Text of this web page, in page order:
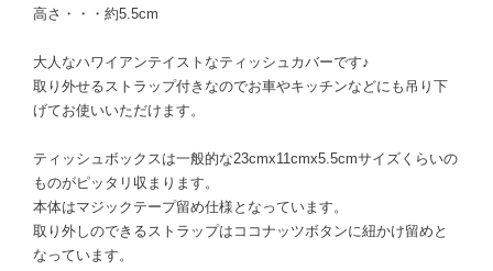
高さ・・・約5.5cm
大人なハワイアンテイストなティッシュカバーです♪
取り外せるストラップ付きなのでお車やキッチンなどにも吊り下
げてお使いいただけます。
ティッシュボックスは一般的な23cmx11cmx5.5cmサイズくらいの
ものがピッタリ収まります。
本体はマジックテープ留め仕様となっています。
取り外しのできるストラップはココナッツボタンに紐かけ留めと
なっています。